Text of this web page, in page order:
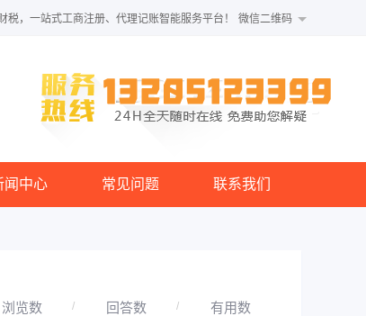
税，一站式工商注册、代理记账智能服务平台！ 微信二维码
浏览数 回答数 有用数
闻中心 常见问题 联系我们